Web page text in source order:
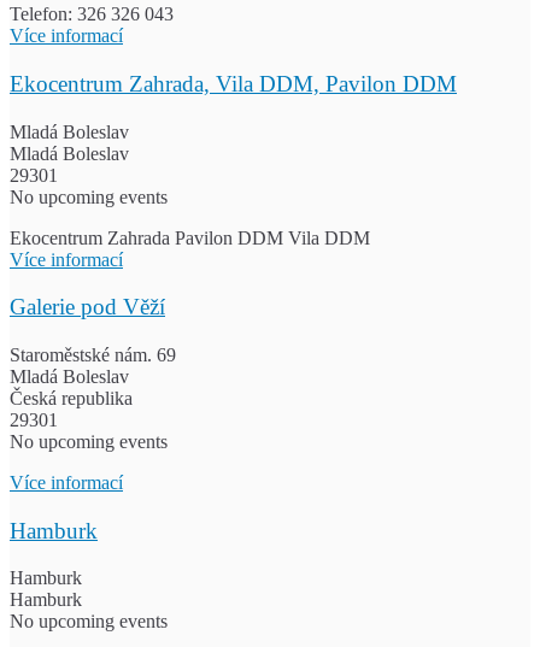
Telefon: 326 326 043
Více informací
Ekocentrum Zahrada, Vila DDM, Pavilon DDM
Mladá Boleslav
Mladá Boleslav
29301
No upcoming events
Ekocentrum Zahrada Pavilon DDM Vila DDM
Více informací
Galerie pod Věží
Staroměstské nám. 69
Mladá Boleslav
Česká republika
29301
No upcoming events
Více informací
Hamburk
Hamburk
Hamburk
No upcoming events